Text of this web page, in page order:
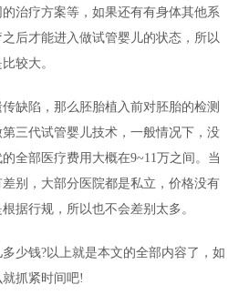
治疗方案等，如果还有有身体其他系
后才能进入做试管婴儿的状态，所以
较大。
缺陷，那么胚胎植入前对胚胎的检测
三代试管婴儿技术，一般情况下，没
全部医疗费用大概在9~11万之间。当
别，大部分医院都是私立，价格没有
据行规，所以也不会差别太多。
少钱?以上就是本文的全部内容了，如
抓紧时间吧!